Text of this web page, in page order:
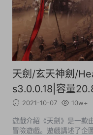
天劍/玄天神劍/
s3.0.0.18|容量
2021-10-07 10w+
遊戲介紹《天劍》是一款
冒險遊戲。遊戲講述了企